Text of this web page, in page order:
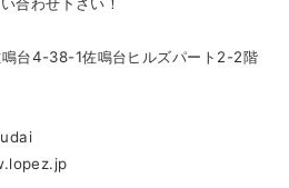
合わせ下さい！
台4-38-1佐鳴台ヒルズパート2-2階